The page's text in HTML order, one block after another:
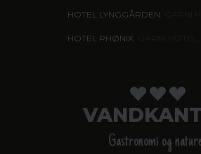
HOTEL LYNGGÅRDEN
HOTEL PHØNIX
Gastronomi og